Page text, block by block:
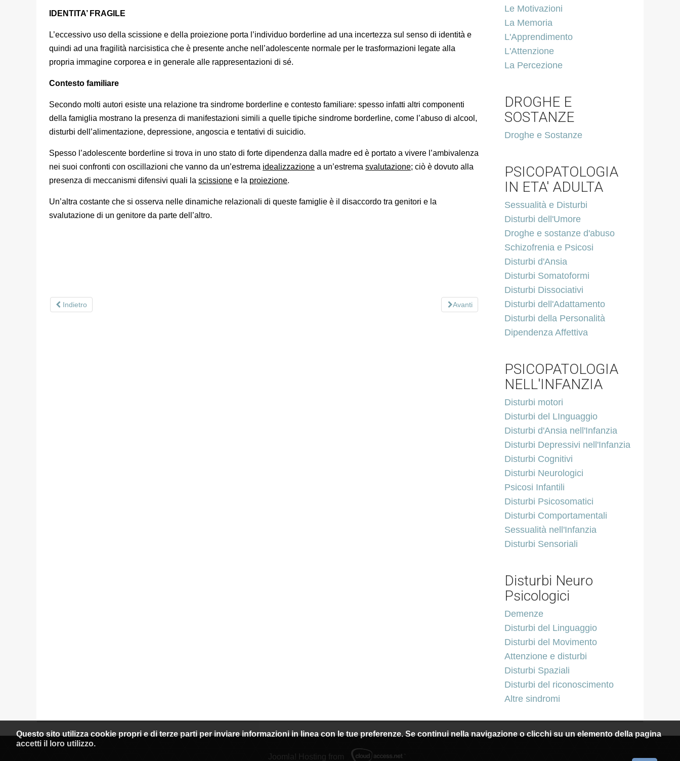
IDENTITA’ FRAGILE
L’eccessivo uso della scissione e della proiezione porta l’individuo borderline ad una incertezza sul senso di identità e
quindi ad una fragilità narcisistica che è presente anche nell’adolescente normale per le trasformazioni legate alla
propria immagine corporea e in generale alle rappresentazioni di sé.
Contesto familiare
Secondo molti autori esiste una relazione tra sindrome borderline e contesto familiare: spesso infatti altri componenti
della famiglia mostrano la presenza di manifestazioni simili a quelle tipiche sindrome borderline, come l’abuso di alcool,
disturbi dell’alimentazione, depressione, angoscia e tentativi di suicidio.
Spesso l’adolescente borderline si trova in uno stato di forte dipendenza dalla madre ed è portato a vivere l’ambivalenza
nei suoi confronti con oscillazioni che vanno da un’estrema idealizzazione a un’estrema svalutazione; ciò è dovuto alla
presenza di meccanismi difensivi quali la scissione e la proiezione.
Un’altra costante che si osserva nelle dinamiche relazionali di queste famiglie è il disaccordo tra genitori e la
svalutazione di un genitore da parte dell’altro.
Indietro Avanti
Le Motivazioni
La Memoria
L'Apprendimento
L'Attenzione
La Percezione
DROGHE E
SOSTANZE
Droghe e Sostanze
PSICOPATOLOGIA
IN ETA' ADULTA
Sessualità e Disturbi
Disturbi dell'Umore
Droghe e sostanze d'abuso
Schizofrenia e Psicosi
Disturbi d'Ansia
Disturbi Somatoformi
Disturbi Dissociativi
Disturbi dell'Adattamento
Disturbi della Personalità
Dipendenza Affettiva
PSICOPATOLOGIA
NELL'INFANZIA
Disturbi motori
Disturbi del LInguaggio
Disturbi d'Ansia nell'Infanzia
Disturbi Depressivi nell'Infanzia
Disturbi Cognitivi
Disturbi Neurologici
Psicosi Infantili
Disturbi Psicosomatici
Disturbi Comportamentali
Sessualità nell'Infanzia
Disturbi Sensoriali
Disturbi Neuro
Psicologici
Demenze
Disturbi del Linguaggio
Disturbi del Movimento
Attenzione e disturbi
Disturbi Spaziali
Disturbi del riconoscimento
Altre sindromi
Joomla! Hosting from
Questo sito utilizza cookie propri e di terze parti per inviare informazioni in linea con le tue preferenze. Se continui nella navigazione o clicchi su un elemento della pagina
accetti il loro utilizzo.